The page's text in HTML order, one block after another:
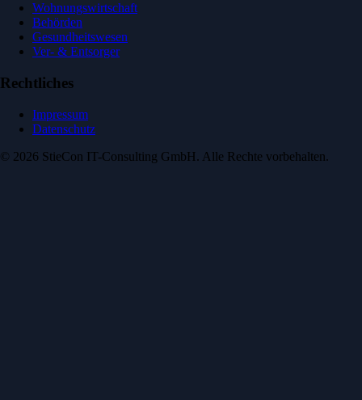
Wohnungswirtschaft
Behörden
Gesundheitswesen
Ver- & Entsorger
Rechtliches
Impressum
Datenschutz
© 2026 StieCon IT-Consulting GmbH. Alle Rechte vorbehalten.